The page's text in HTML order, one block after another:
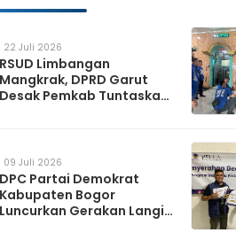
22 Juli 2026
RSUD Limbangan
Mangkrak, DPRD Garut
Desak Pemkab Tuntaskan
09 Juli 2026
DPC Partai Demokrat
Kabupaten Bogor
Luncurkan Gerakan Langit